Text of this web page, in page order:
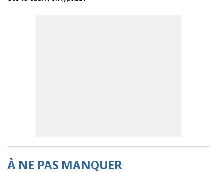
À NE PAS MANQUER